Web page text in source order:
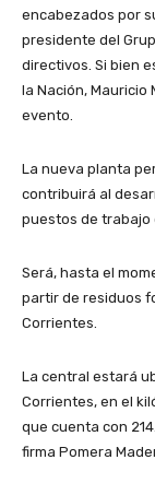
encabezados por
presidente del
directivos. Si bien
la Nación, Mauricio
evento.
La nueva planta
contribuirá al
puestos de trabajo
Será, hasta el
partir de residuos
Corrientes.
La central estará
Corrientes, en el
que cuenta con
firma Pomera